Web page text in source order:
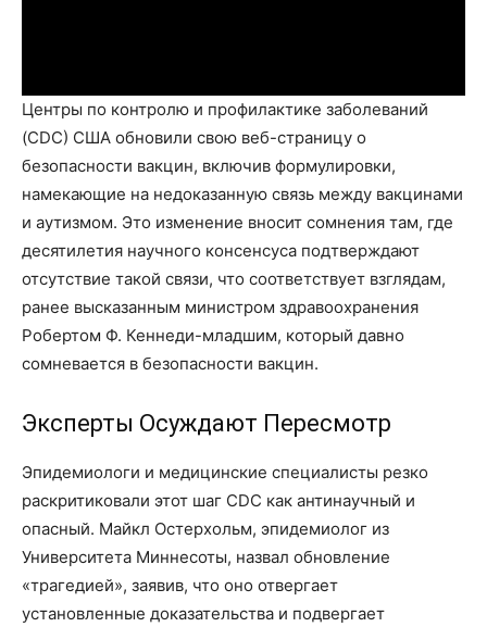
Центры по контролю и профилактике заболеваний
(CDC) США обновили свою веб-страницу о
безопасности вакцин, включив формулировки,
намекающие на недоказанную связь между вакцинами
и аутизмом. Это изменение вносит сомнения там, где
десятилетия научного консенсуса подтверждают
отсутствие такой связи, что соответствует взглядам,
ранее высказанным министром здравоохранения
Робертом Ф. Кеннеди-младшим, который давно
сомневается в безопасности вакцин.
Эксперты Осуждают Пересмотр
Эпидемиологи и медицинские специалисты резко
раскритиковали этот шаг CDC как антинаучный и
опасный. Майкл Остерхольм, эпидемиолог из
Университета Миннесоты, назвал обновление
«трагедией», заявив, что оно отвергает
установленные доказательства и подвергает